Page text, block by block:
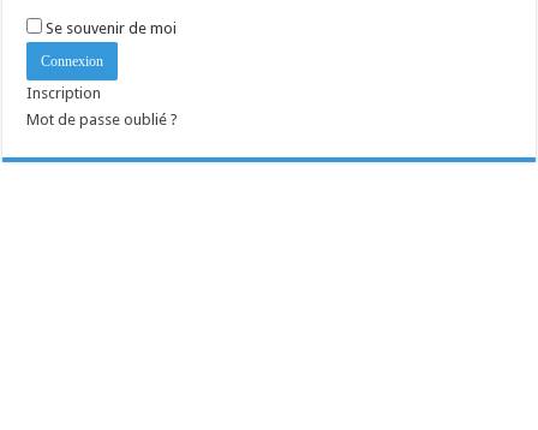
Se souvenir de moi
Inscription
Mot de passe oublié ?